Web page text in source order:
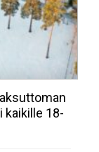
kaikille 18-